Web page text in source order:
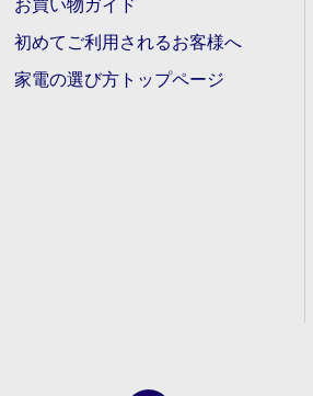
お買い物ガイド
初めてご利用されるお客様へ
家電の選び方トップページ